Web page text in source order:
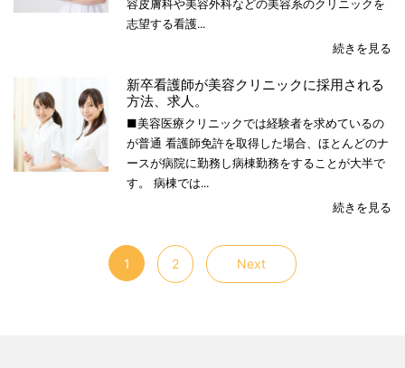
容皮膚科や美容外科などの美容系のクリニックを
志望する看護...
続きを見る
新卒看護師が美容クリニックに採用される
方法、求人。
■美容医療クリニックでは経験者を求めているの
が普通 看護師免許を取得した場合、ほとんどのナ
ースが病院に勤務し病棟勤務をすることが大半で
す。 病棟では...
続きを見る
1 2 Next